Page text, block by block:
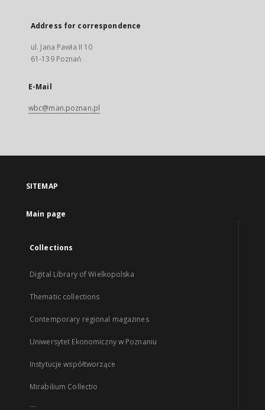
Address for correspondence
ul. Jana Pawła II 10
61-139 Poznań
E-Mail
wbc@man.poznan.pl
SITEMAP
Main page
Collections
Digital Library of Wielkopolska
Thematic collections
Contemporary regional magazines
Uniwersytet Ekonomiczny w Poznaniu
Instytucje współtworzące
Mirabilium Collectio
...